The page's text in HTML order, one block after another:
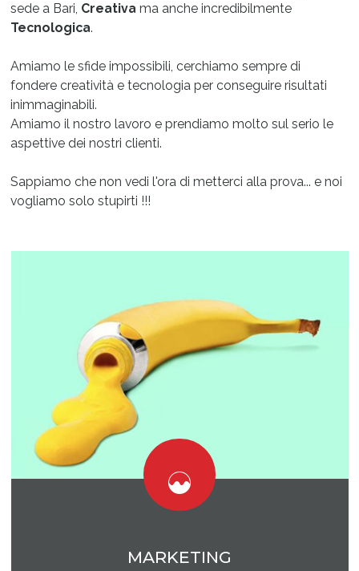
sede a Bari, Creativa ma anche incredibilmente
Tecnologica.
Amiamo le sfide impossibili, cerchiamo sempre di
fondere creatività e tecnologia per conseguire risultati
inimmaginabili.
Amiamo il nostro lavoro e prendiamo molto sul serio le
aspettive dei nostri clienti.
Sappiamo che non vedi l'ora di metterci alla prova... e noi
vogliamo solo stupirti !!!
MARKETING